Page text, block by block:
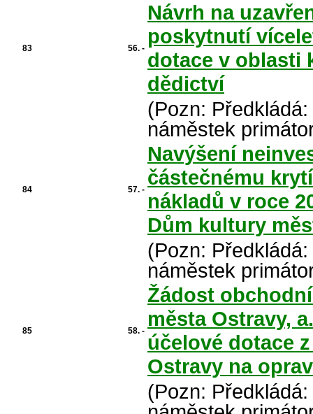
83 56. -
Návrh na
poskytnutí
dotace v oblasti
dědictví
(Pozn:
náměstek
84 57. -
Navýšení
částečnému
nákladů v roce
Dům kultury
(Pozn:
náměstek
85 58. -
Žádost
města Ostravy,
účelové dotace
Ostravy na
(Pozn: